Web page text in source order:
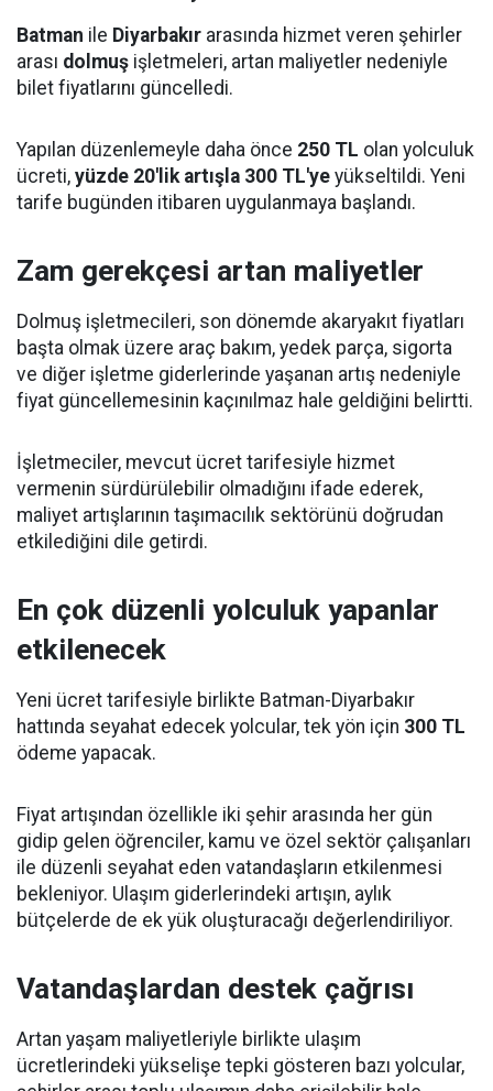
Batman ile Diyarbakır arasında hizmet veren şehirler
arası dolmuş işletmeleri, artan maliyetler nedeniyle
bilet fiyatlarını güncelledi.
Yapılan düzenlemeyle daha önce 250 TL olan yolculuk
ücreti, yüzde 20'lik artışla 300 TL'ye yükseltildi. Yeni
tarife bugünden itibaren uygulanmaya başlandı.
Zam gerekçesi artan maliyetler
Dolmuş işletmecileri, son dönemde akaryakıt fiyatları
başta olmak üzere araç bakım, yedek parça, sigorta
ve diğer işletme giderlerinde yaşanan artış nedeniyle
fiyat güncellemesinin kaçınılmaz hale geldiğini belirtti.
İşletmeciler, mevcut ücret tarifesiyle hizmet
vermenin sürdürülebilir olmadığını ifade ederek,
maliyet artışlarının taşımacılık sektörünü doğrudan
etkilediğini dile getirdi.
En çok düzenli yolculuk yapanlar
etkilenecek
Yeni ücret tarifesiyle birlikte Batman-Diyarbakır
hattında seyahat edecek yolcular, tek yön için 300 TL
ödeme yapacak.
Fiyat artışından özellikle iki şehir arasında her gün
gidip gelen öğrenciler, kamu ve özel sektör çalışanları
ile düzenli seyahat eden vatandaşların etkilenmesi
bekleniyor. Ulaşım giderlerindeki artışın, aylık
bütçelerde de ek yük oluşturacağı değerlendiriliyor.
Vatandaşlardan destek çağrısı
Artan yaşam maliyetleriyle birlikte ulaşım
ücretlerindeki yükselişe tepki gösteren bazı yolcular,